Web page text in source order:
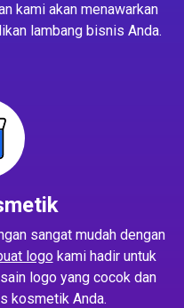
kami akan menawarkan
lambang bisnis Anda.
sangat mudah dengan
logokami hadir untuk
logo yang cocok dan
kosmetik Anda.